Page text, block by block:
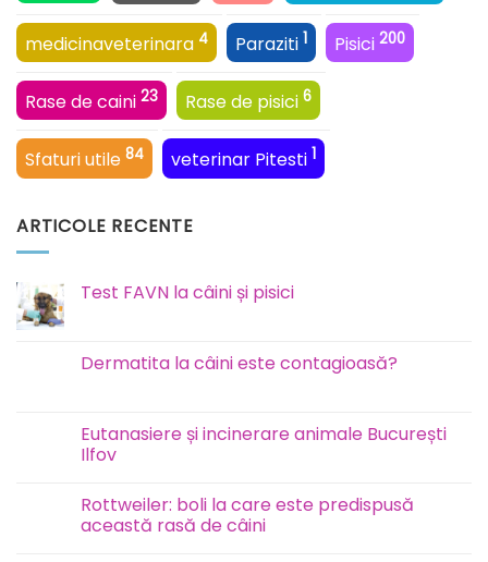
medicinaveterinara 4 Paraziti 1 Pisici 200
Rase de caini 23 Rase de pisici 6
Sfaturi utile 84 veterinar Pitesti 1
ARTICOLE RECENTE
Test FAVN la câini și pisici
Test
FAVN
pisici
Dermatita la câini este contagioasă?
Dermatita
la
câini
Eutanasiere și incinerare animale București
Ilfov
la
Eutanasiere
și
Rottweiler: boli la care este predispusă
această rasă de câini